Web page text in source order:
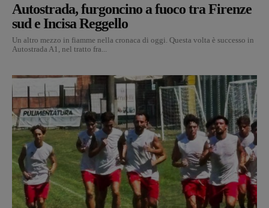
Autostrada, furgoncino a fuoco tra Firenze
sud e Incisa Reggello
Un altro mezzo in fiamme nella cronaca di oggi. Questa volta è successo in
Autostrada A1, nel tratto fra...